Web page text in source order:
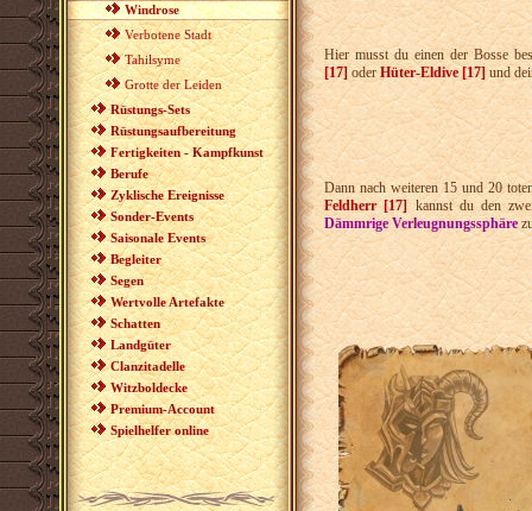
Windrose
Verbotene Stadt
Tahilsyme
Grotte der Leiden
Rüstungs-Sets
Rüstungsaufbereitung
Fertigkeiten - Kampfkunst
Berufe
Zyklische Ereignisse
Sonder-Events
Saisonale Events
Begleiter
Segen
Wertvolle Artefakte
Schatten
Landgüter
Clanzitadelle
Witzboldecke
Premium-Account
Spielhelfer online
Hier musst du einen der Bosse
[17]oderHüter-Eldive [17] und
Dann nach weiteren 15 und 20
Feldherr [17] kannst du den
Dämmrige Verleugnungssphäre